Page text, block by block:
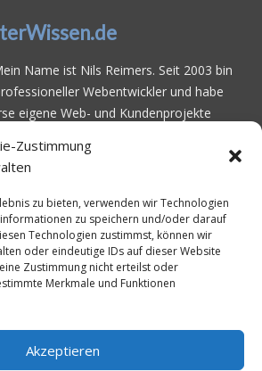
Zustimmung
zu bieten, verwenden wir Technologien
zu speichern und/oder darauf
Technologien zustimmst, können wir
oder eindeutige IDs auf dieser Website
Zustimmung nicht erteilst oder
Merkmale und Funktionen
Akzeptieren
Name ist Nils Reimers. Seit 2003 bin
Webentwickler und habe
eigene Web- und Kundenprojekte
ist gutes Webhosting zu finden: Bei
Anbietern ärgert man sich über
oder überlangsame
. Deswegen habe ich im Mai 2016
die bekanntesten Webhoster
zu testen und deren
und Ladezeit für eine typische
basierend auf dem beliebten CMS-
WordPress zu protokollieren. Auf
werte ich diese